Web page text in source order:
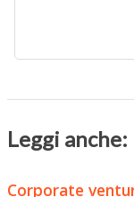
Leggi anche:
Corporate